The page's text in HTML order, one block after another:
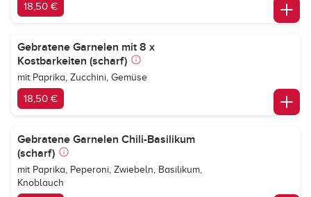
18,50 €
Gebratene Garnelen mit 8 x
Kostbarkeiten (scharf)
mit Paprika, Zucchini, Gemüse
18,50 €
Gebratene Garnelen Chili-Basilikum
(scharf)
mit Paprika, Peperoni, Zwiebeln, Basilikum,
Knoblauch